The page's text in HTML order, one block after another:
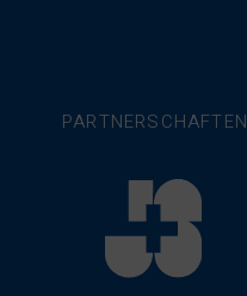
PARTNERSCHAFTEN